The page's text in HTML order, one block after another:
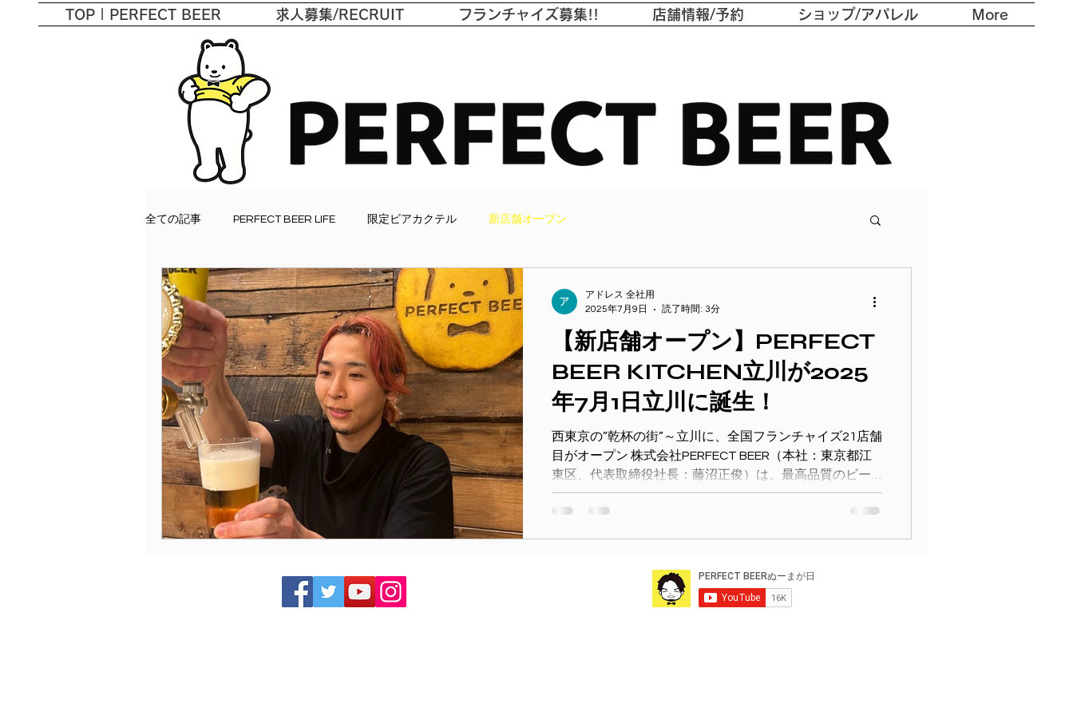
TOP | PERFECT BEER 求人募集/RECRUIT フランチャイズ募集!! 店舗情報/予約 ショップ/アパレル More
最高のビール体験で、人生をもっと豊かに。
全ての記事 PERFECT BEER LIFE 限定ビアカクテル 新店舗オープン
【新店舗オープン】PERFECT
BEER KITCHEN立川が2025
年7月1日立川に誕生！
西東京の”乾杯の街”～立川に、全国フランチャイズ21店舗
目がオープン 株式会社PERFECT BEER（本社：東京都江
東区、代表取締役社長：藤沼正俊）は、最高品質のビー
ルと唐揚げの専門店「PERFECT BEER KITCHEN...
アドレス 全社用
2025年7月9日
読了時間: 3分